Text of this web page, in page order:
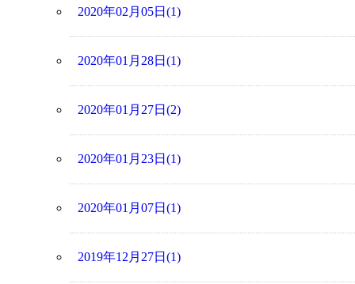
2020年02月05日(1)
2020年01月28日(1)
2020年01月27日(2)
2020年01月23日(1)
2020年01月07日(1)
2019年12月27日(1)